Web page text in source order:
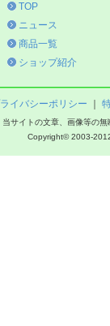
TOP
ニュース
商品一覧
ショップ紹介
イバシーポリシー
当サイトの文章、画像等の
Copyright© 2003-